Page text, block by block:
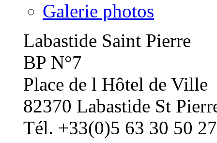
Galerie photos
Labastide Saint Pierre
BP N°7
Place de l Hôtel de Ville
82370 Labastide St
Tél. +33(0)5 63 30 50 27